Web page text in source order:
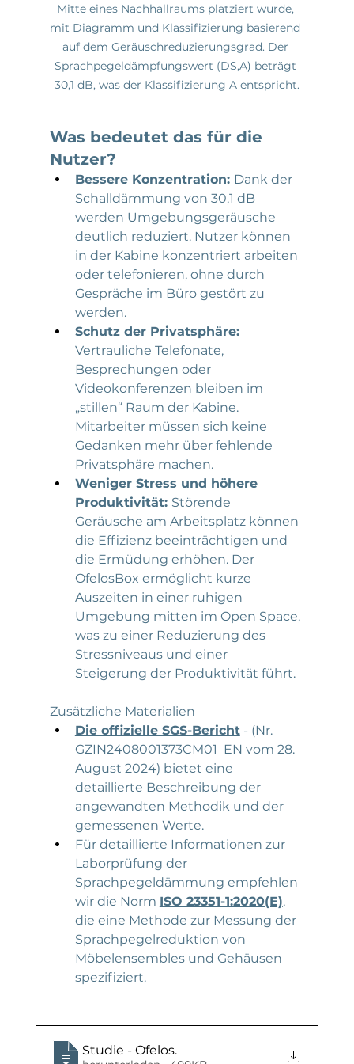
Mitte eines Nachhallraums platziert wurde,
mit Diagramm und Klassifizierung basierend
auf dem Geräuschreduzierungsgrad. Der
Sprachpegeldämpfungswert (DS,A) beträgt
30,1 dB, was der Klassifizierung A entspricht.
Was bedeutet das für die
Nutzer?
Bessere Konzentration: Dank der
Schalldämmung von 30,1 dB
werden Umgebungsgeräusche
deutlich reduziert. Nutzer können
in der Kabine konzentriert arbeiten
oder telefonieren, ohne durch
Gespräche im Büro gestört zu
werden.
Schutz der Privatsphäre:
Vertrauliche Telefonate,
Besprechungen oder
Videokonferenzen bleiben im
„stillen“ Raum der Kabine.
Mitarbeiter müssen sich keine
Gedanken mehr über fehlende
Privatsphäre machen.
Weniger Stress und höhere
Produktivität: Störende
Geräusche am Arbeitsplatz können
die Effizienz beeinträchtigen und
die Ermüdung erhöhen. Der
OfelosBox ermöglicht kurze
Auszeiten in einer ruhigen
Umgebung mitten im Open Space,
was zu einer Reduzierung des
Stressniveaus und einer
Steigerung der Produktivität führt. ​
Zusätzliche Materialien
Die offizielle SGS-Bericht - (Nr.
GZIN2408001373CM01_EN vom 28.
August 2024) bietet eine
detaillierte Beschreibung der
angewandten Methodik und der
gemessenen Werte.​
Für detaillierte Informationen zur
Laborprüfung der
Sprachpegeldämmung empfehlen
wir die Norm ISO 23351-1:2020(E),
die eine Methode zur Messung der
Sprachpegelreduktion von
Möbelensembles und Gehäusen
spezifiziert.
Studie - Ofelos.